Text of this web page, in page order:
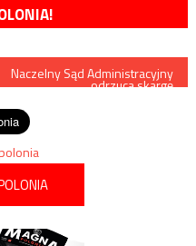
Naczelny Sąd Administracyjny
odrzuca skargę